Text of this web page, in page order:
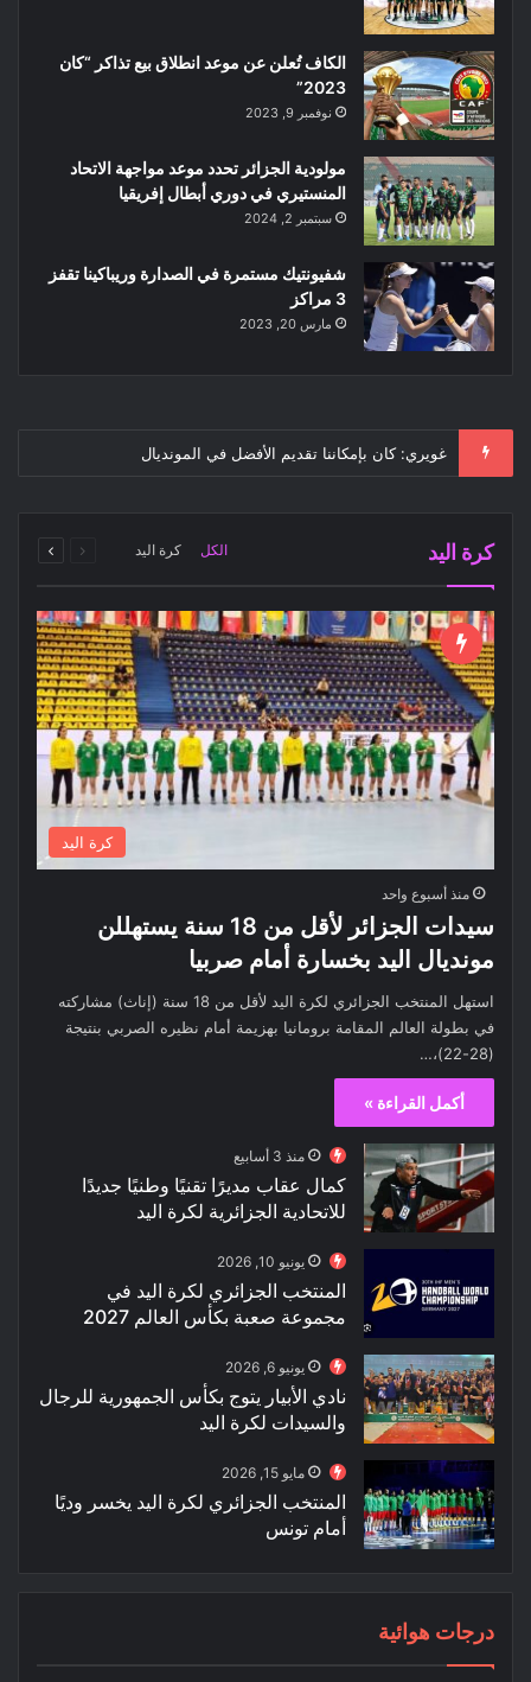
الكاف تُعلن عن موعد انطلاق بيع تذاكر “كان
2023”
نوفمبر 9, 2023
مولودية الجزائر تحدد موعد مواجهة الاتحاد
المنستيري في دوري أبطال إفريقيا
سبتمبر 2, 2024
شفيونتيك ​مستمرة في الصدارة وريباكينا تقفز
3 مراكز
مارس 20, 2023
كرة اليد الكل كرة اليد
الصفحة
كرة اليد
منذ أسبوع واحد
سيدات الجزائر لأقل من 18 سنة يستهللن
مونديال اليد بخسارة أمام صربيا
استهل المنتخب الجزائري لكرة اليد لأقل من 18 سنة (إناث) مشاركته
في بطولة العالم المقامة برومانيا بهزيمة أمام نظيره الصربي بنتيجة
(28-22)،…
أكمل القراءة »
منذ 3 أسابيع
كمال عقاب مديرًا تقنيًا وطنيًا جديدًا
للاتحادية الجزائرية لكرة اليد
يونيو 10, 2026
المنتخب الجزائري لكرة اليد في
مجموعة صعبة بكأس العالم 2027
يونيو 6, 2026
نادي الأبيار يتوج بكأس الجمهورية للرجال
والسيدات لكرة اليد
مايو 15, 2026
المنتخب الجزائري لكرة اليد يخسر وديًا
أمام تونس
درجات هوائية